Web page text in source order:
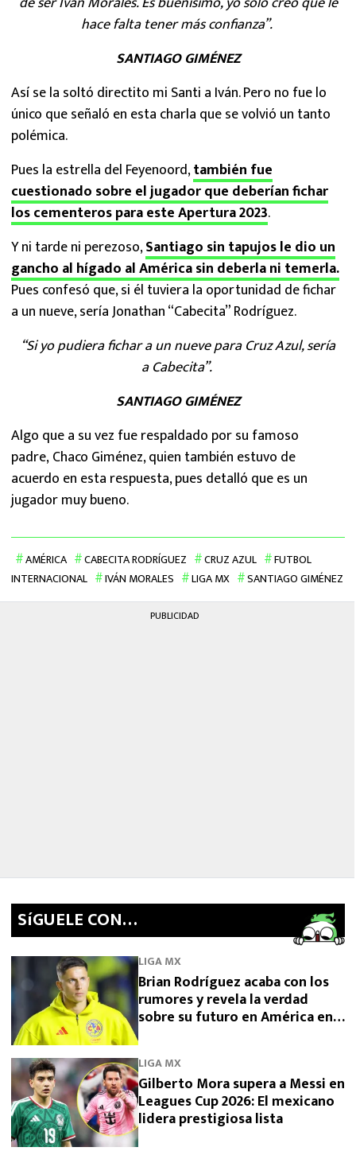
hace falta tener más confianza”.
SANTIAGO GIMÉNEZ
Así se la soltó directito mi Santi a Iván. Pero no fue lo
único que señaló en esta charla que se volvió un tanto
polémica.
Pues la estrella del Feyenoord,también fue
cuestionado sobre el jugador que deberían fichar
los cementeros para este Apertura 2023.
Y ni tarde ni perezoso,Santiago sin tapujos le dio un
gancho al hígado al América sin deberla ni temerla.
Pues confesó que, si él tuviera la oportunidad de fichar
a un nueve, sería Jonathan “Cabecita” Rodríguez.
“Si yo pudiera fichar a un nueve para Cruz Azul, sería
a Cabecita”.
SANTIAGO GIMÉNEZ
Algo que a su vez fue respaldado por su famoso
padre, Chaco Giménez, quien también estuvo de
acuerdo en esta respuesta, pues detalló que es un
jugador muy bueno.
AMÉRICA CABECITA RODRÍGUEZ CRUZ AZUL
FUTBOL
INTERNACIONAL
IVÁN MORALES LIGA MX SANTIAGO GIMÉNEZ
PUBLICIDAD
SíGUELE CON…
LIGA MX
Brian Rodríguez acaba con los
rumores y revela la verdad
sobre su futuro en América en
LIGA MX
Gilberto Mora supera a Messi en
Leagues Cup 2026: El mexicano
lidera prestigiosa lista